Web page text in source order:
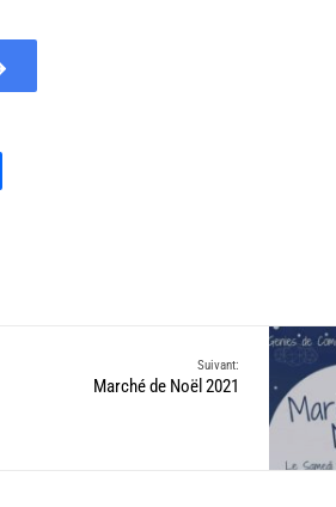
Suivant:
Marché de Noël 2021